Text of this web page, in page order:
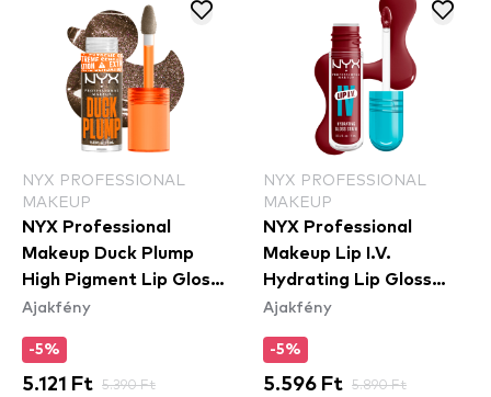
NYX PROFESSIONAL
MAKEUP
NYX Professional
Makeup Duck Plump
High Pigment Lip Gloss
- 21 Onyx-Pected
Ajakfény
-5%
5.121 Ft 5.390 Ft
NYX PROFESSIONAL
MAKEUP
NYX Professional
Makeup Lip I.V.
Hydrating Lip Gloss
Stain - 13 Cranberry
Ajakfény
-5%
5.596 Ft 5.890 Ft